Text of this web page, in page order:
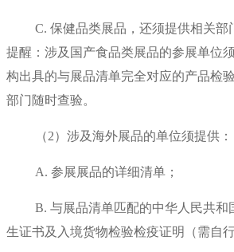
C. 保健品类展品，还须提供相关部
提醒：涉及国产食品类展品的参展单位
构出具的与展品清单完全对应的产品检
部门随时查验。
（2）涉及海外展品的单位须提供：
A. 参展展品的详细清单；
B. 与展品清单匹配的中华人民共和
生证书及入境货物检验检疫证明（需自